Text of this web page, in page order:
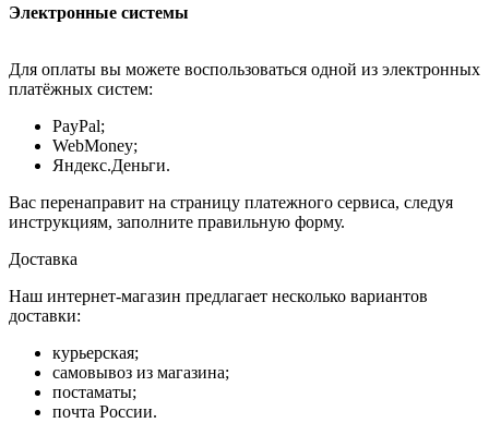
Электронные системы
Для оплаты вы можете воспользоваться одной из электронных
платёжных систем:
PayPal;
WebMoney;
Яндекс.Деньги.
Вас перенаправит на страницу платежного сервиса, следуя
инструкциям, заполните правильную форму.
Доставка
Наш интернет-магазин предлагает несколько вариантов
доставки:
курьерская;
самовывоз из магазина;
постаматы;
почта России.